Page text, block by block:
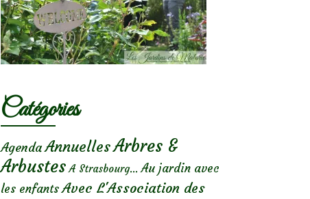
Catégories
Agenda AnnuellesArbres &
Arbustes A Strasbourg... Au jardin avec
les enfants Avec L'Association des